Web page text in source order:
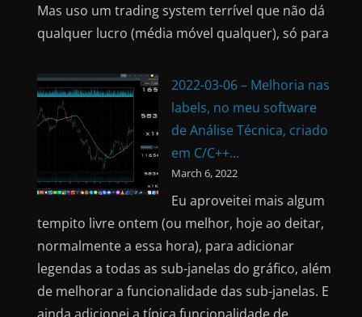
Mas uso um trading system terrível que não dá
qualquer lucro (média móvel qualquer), só para
2022-03-06 – Melhoria nas
labels, no meu software
de Análise Técnica, criado
em C/C++…
March 6, 2022
Eu aproveitei mais algum
tempito livre ontem (ou melhor, hoje ao deitar,
normalmente a essa hora), para adicionar
legendas a todas as sub-janelas do gráfico, além
de melhorar a funcionalidade das sub-janelas. E